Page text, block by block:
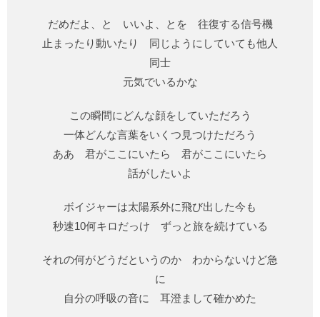
だめだよ、と いいよ、とを 往復する信号機
止まったり動いたり 同じようにしていても他人
同士
元気でいるかな
この瞬間にどんな顔をしていただろう
一体どんな言葉をいくつ見つけただろう
ああ 君がここにいたら 君がここにいたら
話がしたいよ
ボイジャーは太陽系外に飛び出した今も
秒速10何キロだっけ ずっと旅を続けている
それの何がどうだというのか わからないけど急
に
自分の呼吸の音に 耳澄まして確かめた